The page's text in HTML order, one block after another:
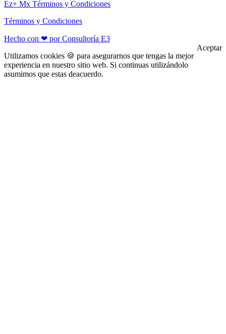
Ez+ Mx Términos y Condiciones
Términos y Condiciones
Hecho con ❤ por Consultoría E3
Utilizamos cookies 🍪 para asegurarnos que tengas la mejor
experiencia en nuestro sitio web. Si continuas utilizándolo
asumimos que estas deacuerdo.
Aceptar